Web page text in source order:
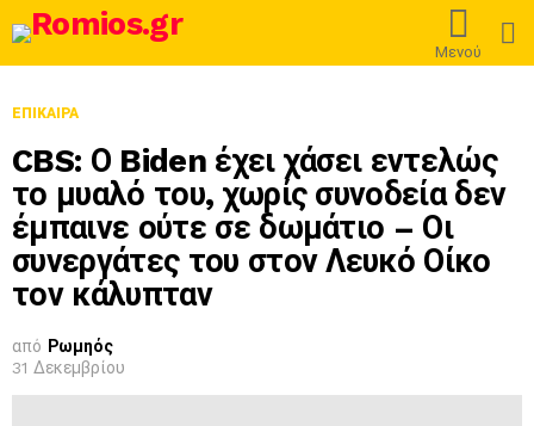
Μενού
ΕΠΊΚΑΙΡΑ
CBS: Ο Biden έχει χάσει εντελώς
το μυαλό του, χωρίς συνοδεία δεν
έμπαινε ούτε σε δωμάτιο – Οι
συνεργάτες του στον Λευκό Οίκο
τον κάλυπταν
από Ρωμηός
31 Δεκεμβρίου